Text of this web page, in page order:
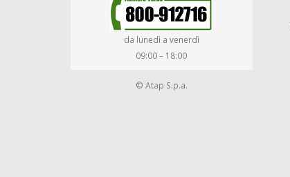
da lunedì a venerdì
09:00 – 18:00
© Atap S.p.a.